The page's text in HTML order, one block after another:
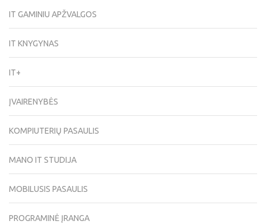
IT GAMINIU APŽVALGOS
IT KNYGYNAS
IT+
ĮVAIRENYBĖS
KOMPIUTERIŲ PASAULIS
MANO IT STUDIJA
MOBILUSIS PASAULIS
PROGRAMINĖ ĮRANGA